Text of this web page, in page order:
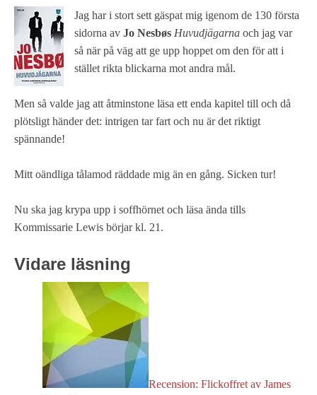
Jag har i stort sett gäspat mig igenom de 130 första
sidorna av Jo Nesbøs Huvudjägarna och jag var
så när på väg att ge upp hoppet om den för att i
stället rikta blickarna mot andra mål.
Men så valde jag att åtminstone läsa ett enda kapitel till och då
plötsligt händer det: intrigen tar fart och nu är det riktigt
spännande!
Mitt oändliga tålamod räddade mig än en gång. Sicken tur!
Nu ska jag krypa upp i soffhörnet och läsa ända tills
Kommissarie Lewis börjar kl. 21.
Vidare läsning
Recension: Flickoffret av James